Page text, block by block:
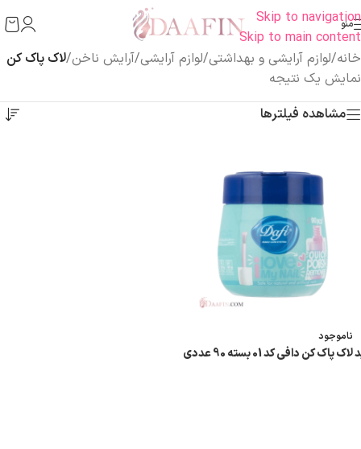
Skip to navigation
Skip to main content
منو
خانه/لوازم آرایشی و بهداشتی/لوازم آرایشی/آرایش ناخن/لاک پاک کن
نمایش یک نتیجه
مشاهده فیلترها
ناموجود
لاک پاک کن دافی کد 01 بسته 90 عددی